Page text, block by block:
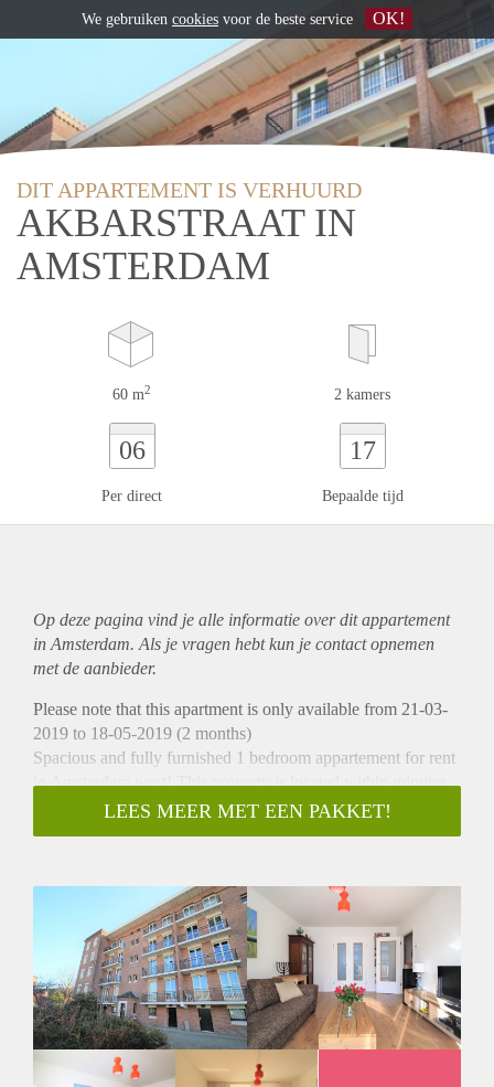
DIT APPARTEMENT IS VERHUURD
AKBARSTRAAT IN
AMSTERDAM
60 m2 2 kamers
06
Per direct
17
Bepaalde tijd
Op deze pagina vind je alle informatie over ditappartement
in Amsterdam. Als je vragen hebt kun je contact opnemen
met de aanbieder.
Please note that this apartment is only available from 21-03-
2019 to 18-05-2019 (2 months)
Spacious and fully furnished 1 bedroom appartement for rent
in Amsterdam west! This property is located within minutes
walk from Bos & Lommerplein where you can find shops,
supermarket, bars, restaurants and public transport. Within 1
- Available from 21-03-2019 to 18-05-2019)
- 1 bedroom (available for a couple or single person)
- Fully equipped kitchen
- 60m2
- Fully furnished
- Bathroom with Bathtub, separate shower, sink and washing
machine
- Spacious sunny balcony to enjoy during spring
LEES MEER MET EEN PAKKET!
We gebruiken cookies voor de beste service OK!